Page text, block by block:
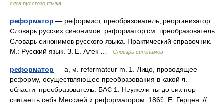
слов русского языка
реформатор — реформист, преобразователь, реорганизатор
Словарь русских синонимов. реформатор см. преобразователь
Словарь синонимов русского языка. Практический справочник.
М.: Русский язык. З. Е. Алек …
Словарь синонимов
реформатор — а, м. reformateur m. 1. Лицо, проводящее
реформу, осуществляющее преобразования в какой л.
области; преобразователь. БАС 1. Неужели ты до сих пор
считаешь себя Мессией и реформатором. 1869. Е. Герцен. //